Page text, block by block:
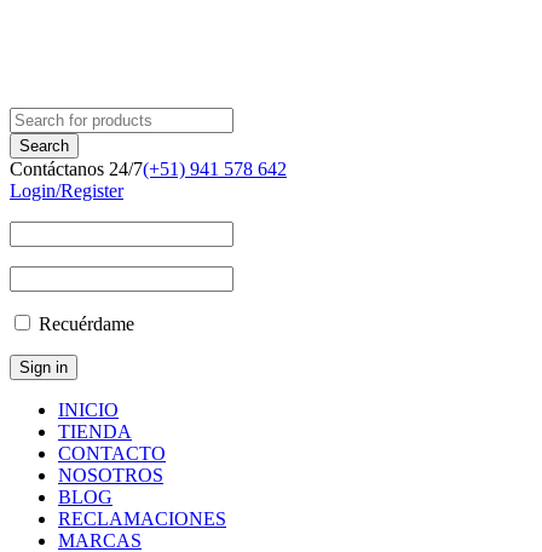
Contáctanos 24/7(+51) 941 578 642
Login/Register
Recuérdame
INICIO
TIENDA
CONTACTO
NOSOTROS
BLOG
RECLAMACIONES
MARCAS